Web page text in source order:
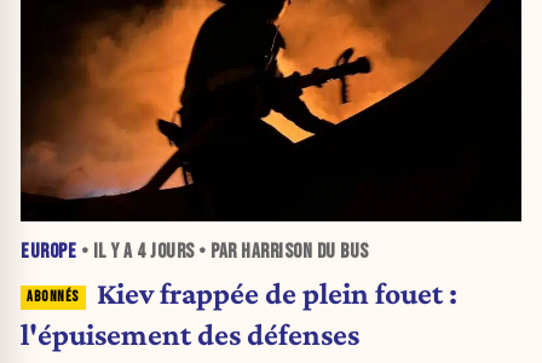
EUROPE • IL Y A 4 JOURS• PAR HARRISON DU BUS
Kiev frappée de plein fouet :
l'épuisement des défenses